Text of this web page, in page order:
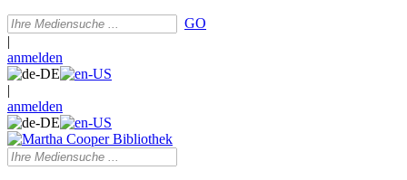
GO
|
anmelden
|
anmelden